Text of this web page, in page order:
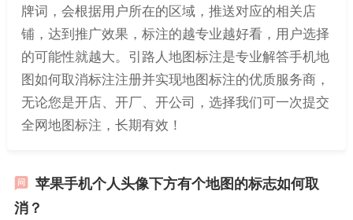
牌词，会根据用户所在的区域，推送对应的相关店
铺，达到推广效果，标注的越专业越好看，用户选择
的可能性就越大。引路人地图标注是专业解答手机地
图如何取消标注注册并实现地图标注的优质服务商，
无论您是开店、开厂、开公司，选择我们可一次提交
全网地图标注，长期有效！
苹果手机个人头像下方有个地图的标志如何取
消？